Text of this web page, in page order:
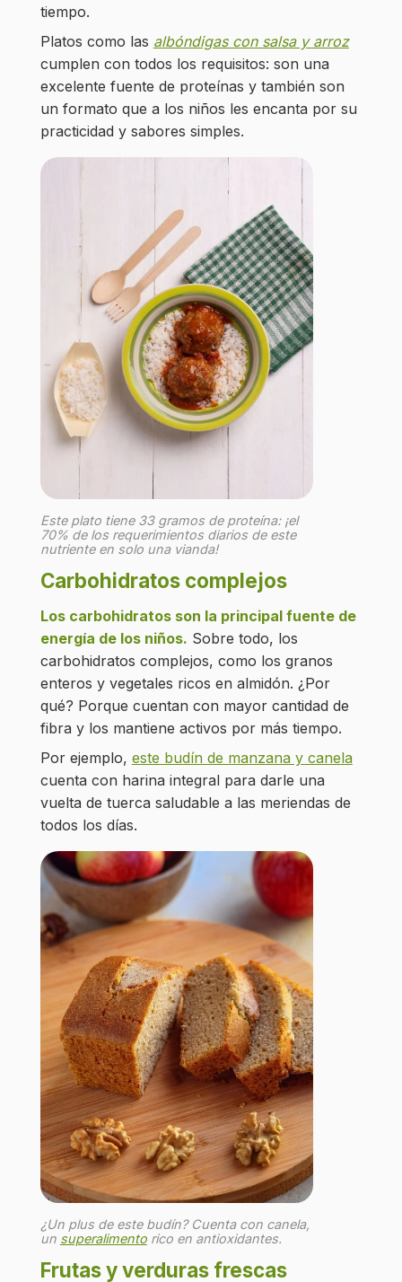
tiempo.
Platos como las albóndigas con salsa y arroz
cumplen con todos los requisitos: son una
excelente fuente de proteínas y también son
un formato que a los niños les encanta por su
practicidad y sabores simples.
Este plato tiene 33 gramos de proteína: ¡el
70% de los requerimientos diarios de este
nutriente en solo una vianda!
Carbohidratos complejos
Los carbohidratos son la principal fuente de
energía de los niños. Sobre todo, los
carbohidratos complejos, como los granos
enteros y vegetales ricos en almidón. ¿Por
qué? Porque cuentan con mayor cantidad de
fibra y los mantiene activos por más tiempo.
Por ejemplo, este budín de manzana y canela
cuenta con harina integral para darle una
vuelta de tuerca saludable a las meriendas de
todos los días.
¿Un plus de este budín? Cuenta con canela,
un superalimentorico en antioxidantes.
Frutas y verduras frescas